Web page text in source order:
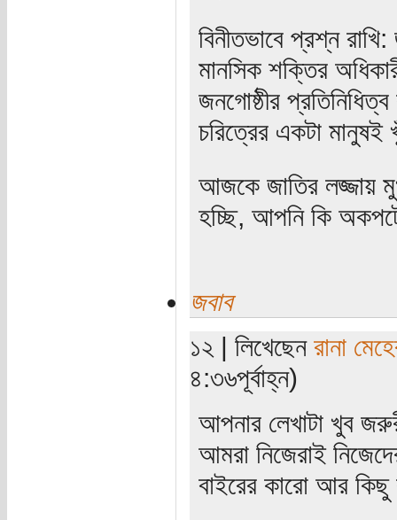
বিনীতভাবে প্রশ্ন
মানসিক শক্তির
জনগোষ্ঠীর
চরিত্রের একটা
আজকে জাতির লজ্জায়
হচ্ছি, আপনি কি
জবাব
১২ | লিখেছেন রানা
৪:৩৬পূর্বাহ্ন)
আপনার লেখাটা খুব
আমরা নিজেরাই
বাইরের কারো আর কিছু